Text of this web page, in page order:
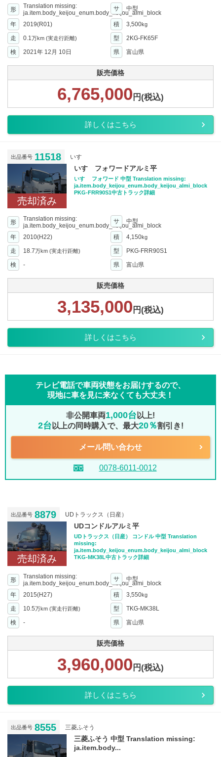
形
Translation missing:
ja.item.body_keijou_enum.body_keijou_almi_block
サ 中型
年 2019(R01) 積 3,500kg
走 0.1万km (実走行距離) 型
2KG-FK65F
検
2021年 12月 10日 県 富山県
販売価格
6,765,000 円(税込)
詳しくはこちら
出品番号 11518 いすゞ
売却済み
いすゞフォワードアルミ平
いすゞ フォワード 中型 Translation missing:
ja.item.body_keijou_enum.body_keijou_almi_block
PKG-FRR90S1中古トラック詳細
形
Translation missing:
ja.item.body_keijou_enum.body_keijou_almi_block
サ 中型
年 2010(H22) 積 4,150kg
走 18.7万km (実走行距離) 型
PKG-FRR90S1
検
- 県 富山県
販売価格
3,135,000 円(税込)
詳しくはこちら
テレビ電話で車両状態をお届けするので、
現地に車を見に来なくても大丈夫！
非公開車両1,000台 以上!
2台 以上の同時購入で、最大20％割引き!
メール問い合わせ
0078-6011-0012
出品番号 8879 UDトラックス（日産）
売却済み
UDコンドルアルミ平
UDトラックス（日産） コンドル 中型 Translation
missing:
ja.item.body_keijou_enum.body_keijou_almi_block
TKG-MK38L中古トラック詳細
形
Translation missing:
ja.item.body_keijou_enum.body_keijou_almi_block
サ 中型
年 2015(H27) 積 3,550kg
走 10.5万km (実走行距離) 型
TKG-MK38L
検
- 県 富山県
販売価格
3,960,000 円(税込)
詳しくはこちら
出品番号 8555 三菱ふそう
三菱ふそう 中型 Translation missing:
ja.item.body...